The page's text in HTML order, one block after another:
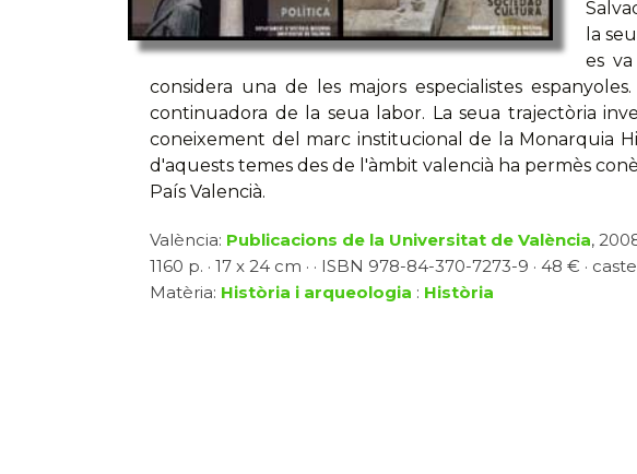
la
es
considera una de les majors especialistes
continuadora de la seua labor. La seua trajectòria
coneixement del marc institucional de la Monarquia
d'aquests temes des de l'àmbit valencià ha permès
País Valencià.
València: Publicacions de la Universitat de València,
1160 p. · 17 x 24 cm · · ISBN 978-84-370-7273-9 · 48 € ·
Matèria: Història i arqueologia : Història